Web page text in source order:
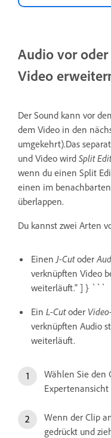
Audio vor
Video
Der Sound kann vor
dem Video in den
umgekehrt).Das
und Video wird Split Edit
wenn du einen Split
einen im
überlappen.
Du kannst zwei Arten
Einen J-Cutoder
verknüpften Video
weiterläuft." ] } ```
Ein L-Cutoder
verknüpften Audio
weiterläuft.
Wählen Sie den
Expertenansicht
Wenn der Clip
gedrückt und